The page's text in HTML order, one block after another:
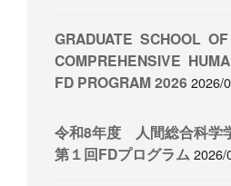
GRADUATE SCHOOL OF
COMPREHENSIVE
FD PROGRAM 2026 2026/
令和8年度 人間総合科学
第１回FDプログラム2026/